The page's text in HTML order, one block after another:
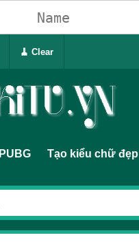
PUBG Tạo kiểu chữ đẹp
🧹 Clear